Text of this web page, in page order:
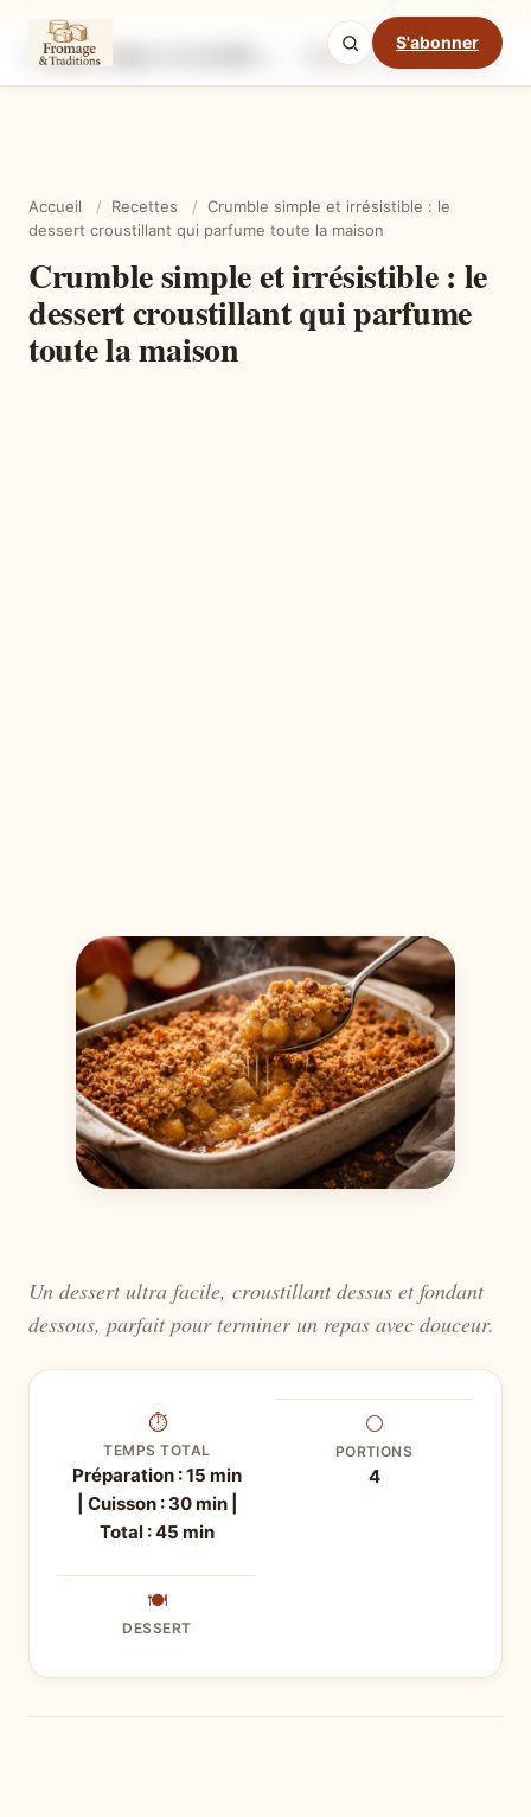
S'abonner
Ingrédients Étapes
Mode cuisine
Accueil / Recettes / Crumble simple et irrésistible : le
dessert croustillant qui parfume toute la maison
Crumble simple et irrésistible : le
dessert croustillant qui parfume
toute la maison
Un dessert ultra facile, croustillant dessus et fondant
dessous, parfait pour terminer un repas avec douceur.
⏱
TEMPS TOTAL
Préparation : 15 min
| Cuisson : 30 min |
Total : 45 min
⚪
PORTIONS
4
🍽
DESSERT